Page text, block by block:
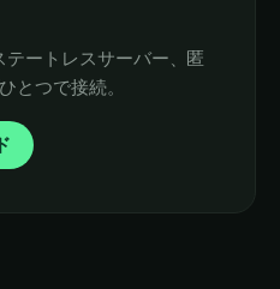
ートレスサーバー、匿
とつで接続。